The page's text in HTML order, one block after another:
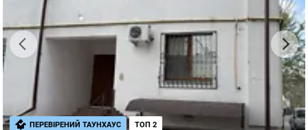
ПЕРЕВІРЕНИЙ ТАУНХАУС ТОП 2